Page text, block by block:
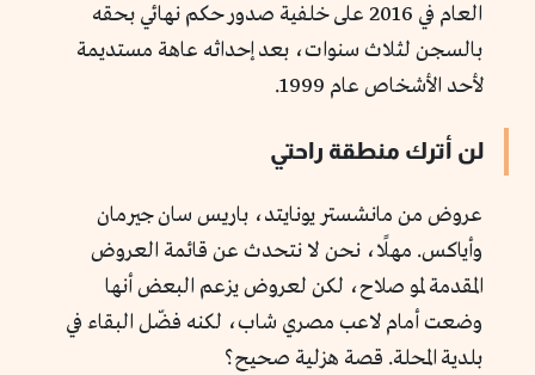
العام في 2016 على خلفية صدور حكم نهائي بحقه
بالسجن لثلاث سنوات، بعد إحداثه عاهة مستديمة
لأحد الأشخاص عام 1999.
لن أترك منطقة راحتي
عروض من مانشستر يونايتد، باريس سان جيرمان
وأياكس. مهلًا، نحن لا نتحدث عن قائمة العروض
المقدمة لمو صلاح، لكن لعروض يزعم البعض أنها
وضعت أمام لاعب مصري شاب، لكنه فضّل البقاء في
بلدية المحلة. قصة هزلية صحيح؟